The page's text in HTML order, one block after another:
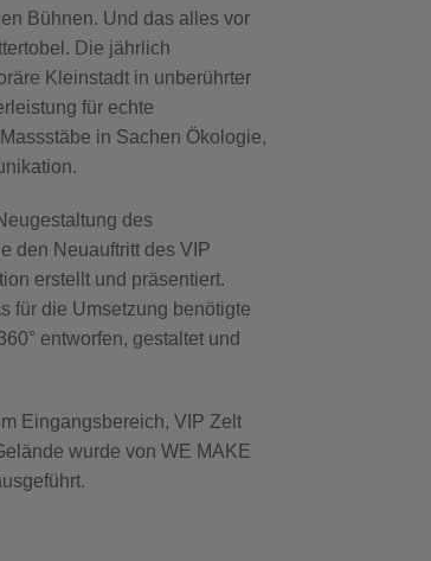
Bühnen. Und das alles vor
Die jährlich
Kleinstadt in unberührter
für echte
in Sachen Ökologie,
des
den Neuauftritt des VIP
erstellt und präsentiert.
für die Umsetzung benötigte
entworfen, gestaltet und
Eingangsbereich, VIP Zelt
wurde von WE MAKE